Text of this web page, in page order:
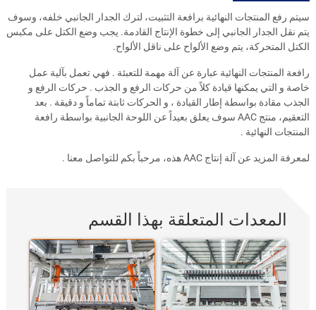
سيتم رفع المنتجات النهائية برافعة التثبيت، لترك الجدار الجانبي خلفه، وسوف
يتم نقل الجدار الجانبي إلى خطوة الإنتاج القادمة. يجب وضع الكتل على مكبس
الكتل المتحركة، يتم وضع الألواح على ناقل الألواح.
رافعة المنتجات النهائية عبارة عن آلة مهمة للتعبئة . فهي تعمل بآلية عمل
خاصة و التي يمكنها قيادة كلاً من حركات الرفع و الجذب . حركات الرفع و
الجذب مقادة بواسطة إطار القيادة ، و الحركات ثابتة تماماً و دقيقة . بعد
التعقيم، منتج AAC سوف يعلق بعيداً عن اللوحة الجانبية بواسطة رافعة
المنتجات النهائية .
لمعرفة المزيد عن آلة إنتاج AAC هذه، مرحباً بكم للتواصل معنا .
المعدات المتعلقة بهذا القسم